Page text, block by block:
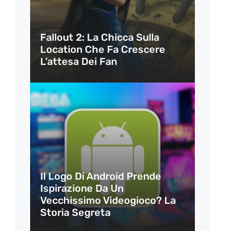
Fallout 2: La Chicca Sulla
Location Che Fa Crescere
L’attesa Dei Fan
Il Logo Di Android Prende
Ispirazione Da Un
Vecchissimo Videogioco? La
Storia Segreta